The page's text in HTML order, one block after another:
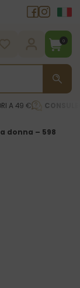
0
A 49 €
donna – 598